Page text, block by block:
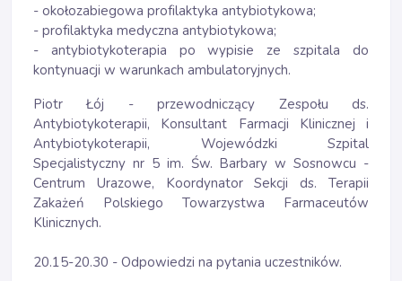
- okołozabiegowa profilaktyka antybiotykowa;
- profilaktyka medyczna antybiotykowa;
- antybiotykoterapia po wypisie ze szpitala do
kontynuacji w warunkach ambulatoryjnych.
Piotr Łój - przewodniczący Zespołu ds.
Antybiotykoterapii, Konsultant Farmacji Klinicznej i
Antybiotykoterapii, Wojewódzki Szpital
Specjalistyczny nr 5 im. Św. Barbary w Sosnowcu -
Centrum Urazowe, Koordynator Sekcji ds. Terapii
Zakażeń Polskiego Towarzystwa Farmaceutów
Klinicznych.
20.15-20.30 - Odpowiedzi na pytania uczestników.